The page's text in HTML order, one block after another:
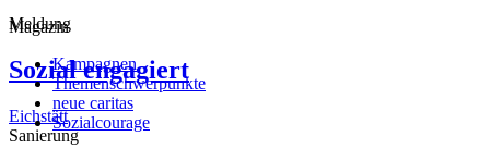
Meldung
Sozial engagiert
Eichstätt
Sanierung
Magazin
Kampagnen
Themenschwerpunkte
neue caritas
Sozialcourage